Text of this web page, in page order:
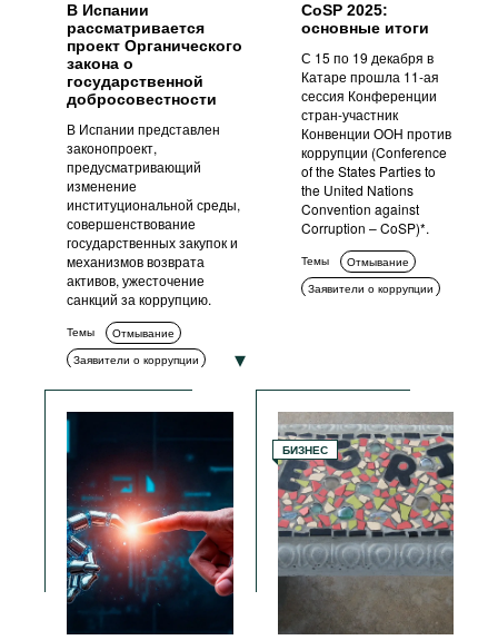
В Испании
рассматривается
проект Органического
закона о
государственной
добросовестности
В Испании представлен
законопроект,
предусматривающий
изменение
институциональной среды,
совершенствование
государственных закупок и
механизмов возврата
активов, ужесточение
санкций за коррупцию.
Темы
Отмывание
Заявители о коррупции
Измерение коррупции
Комплаенс
Возврат активов
государственных закупок
Гражданское общество
Антикоррупционные органы
ИКТ
Меры ответственности
Антикоррупционные политики
и стратегии
CoSP 2025:
основные итоги
С 15 по 19 декабря в
Катаре прошла 11-ая
сессия Конференции
стран-участник
Конвенции ООН против
коррупции (Conference
of the States Parties to
the United Nations
Convention against
Corruption – CoSP)*.
Темы
Отмывание
Заявители о коррупции
Международное
сотрудничество
ИКТ
БИЗНЕС